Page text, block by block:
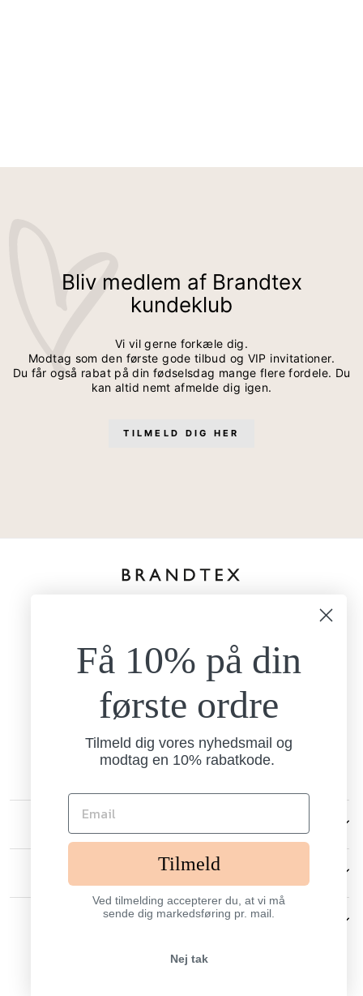
Bliv medlem af Brandtex
kundeklub
Vi vil gerne forkæle dig.
Modtag som den første gode tilbud og VIP invitationer.
Du får også rabat på din fødselsdag mange flere fordele. Du
kan altid nemt afmelde dig igen.
TILMELD DIG HER
Mandag - torsdag
9.00-15.00
9.00-13.00
Nordlundvej 1
7330 Brande
CVR: 13238006
ANDRE
SIGN UP AND SAVE
Få 10% på din
første ordre
Tilmeld dig vores nyhedsmail og
modtag en 10% rabatkode.
Tilmeld
Ved tilmelding accepterer du, at vi må
sende dig markedsføring pr. mail.
Nej tak